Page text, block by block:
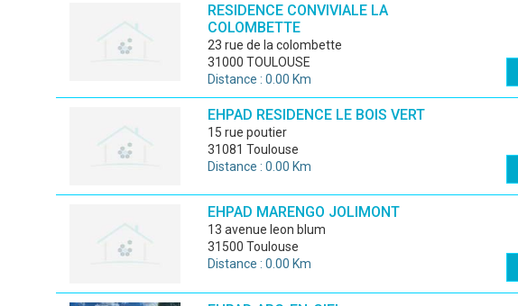
RESIDENCE CONVIVIALE LA
COLOMBETTE
23 rue de la colombette
31000 TOULOUSE
Distance : 0.00 Km
EHPAD RESIDENCE LE BOIS VERT
15 rue poutier
31081 Toulouse
Distance : 0.00 Km
EHPAD MARENGO JOLIMONT
13 avenue leon blum
31500 Toulouse
Distance : 0.00 Km